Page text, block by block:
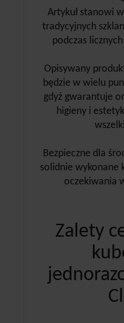
Artykuł stanowi
tradycyjnych
podczas
Opisywany
będzie w wielu
gdyż gwarantuje
higieny i
Bezpieczne dla
solidnie wykonane
oczekiwania
Zalety